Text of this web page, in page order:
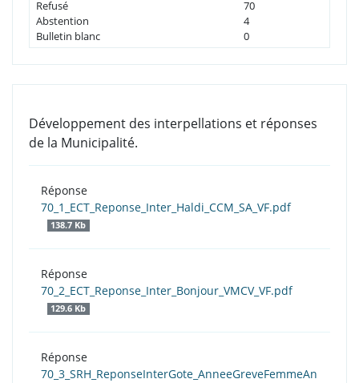
Refusé
70
Abstention
4
Bulletin blanc
0
Développement des interpellations et réponses
de la Municipalité.
Réponse
70_1_ECT_Reponse_Inter_Haldi_CCM_SA_VF.pdf
138.7 Kb
Réponse
70_2_ECT_Reponse_Inter_Bonjour_VMCV_VF.pdf
129.6 Kb
Réponse
70_3_SRH_ReponseInterGote_AnneeGreveFemmeAn